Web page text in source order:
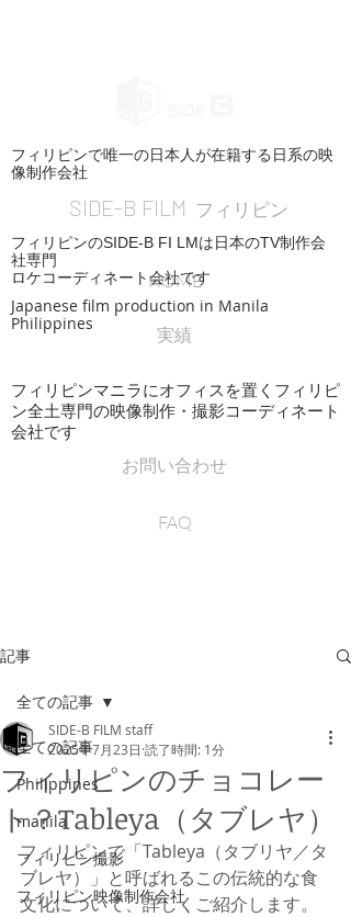
フィリピンで唯一の日本人が在籍する日系の映
像制作会社
SIDE-B FILM フィリピン
Japanese film production in Manila
Philippines
HOME
実績
フィリピンのSIDE-B FI LMは日本のTV制作会
社専門
ロケコーディネート会社です
フィリピンマニラにオフィスを置くフィリピ
ン全土専門の映像制作・撮影コーディネート
会社です
お問い合わせ
FAQ
記事
全ての記事
Philippines
manila
フィリピン撮影
フィリピン映像制作会社
全ての記事
フィリピンのチョコレー
ト？Tableya（タブレヤ）
SIDE-B FILM staff
2025年7月23日 読了時間: 1分
フィリピンで「Tableya（タブリヤ／タ
ブレヤ）」と呼ばれるこの伝統的な食
文化について、詳しくご紹介します。